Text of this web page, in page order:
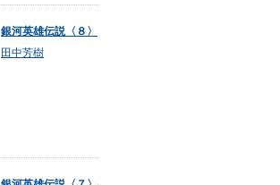
銀河英雄伝説〈８〉
田中芳樹